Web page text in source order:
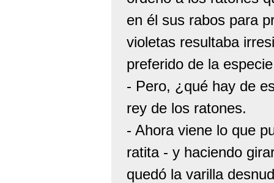
en él sus rabos para
violetas resultaba
preferido de la
- Pero, ¿qué hay de
rey de los ratones.
- Ahora viene lo que
ratita - y haciendo
quedó la varilla